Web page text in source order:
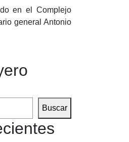
en el Complejo
general Antonio
Buscar